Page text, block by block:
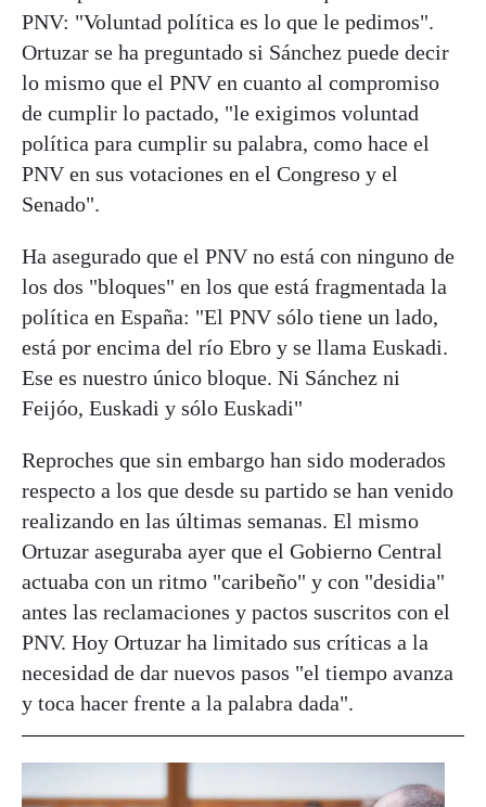
PNV: "Voluntad política es lo que le pedimos".
Ortuzar se ha preguntado si Sánchez puede decir
lo mismo que el PNV en cuanto al compromiso
de cumplir lo pactado, "le exigimos voluntad
política para cumplir su palabra, como hace el
PNV en sus votaciones en el Congreso y el
Senado".
Ha asegurado que el PNV no está con ninguno de
los dos "bloques" en los que está fragmentada la
política en España: "El PNV sólo tiene un lado,
está por encima del río Ebro y se llama Euskadi.
Ese es nuestro único bloque. Ni Sánchez ni
Feijóo, Euskadi y sólo Euskadi"
Reproches que sin embargo han sido moderados
respecto a los que desde su partido se han venido
realizando en las últimas semanas. El mismo
Ortuzar aseguraba ayer que el Gobierno Central
actuaba con un ritmo "caribeño" y con "desidia"
antes las reclamaciones y pactos suscritos con el
PNV. Hoy Ortuzar ha limitado sus críticas a la
necesidad de dar nuevos pasos "el tiempo avanza
y toca hacer frente a la palabra dada".